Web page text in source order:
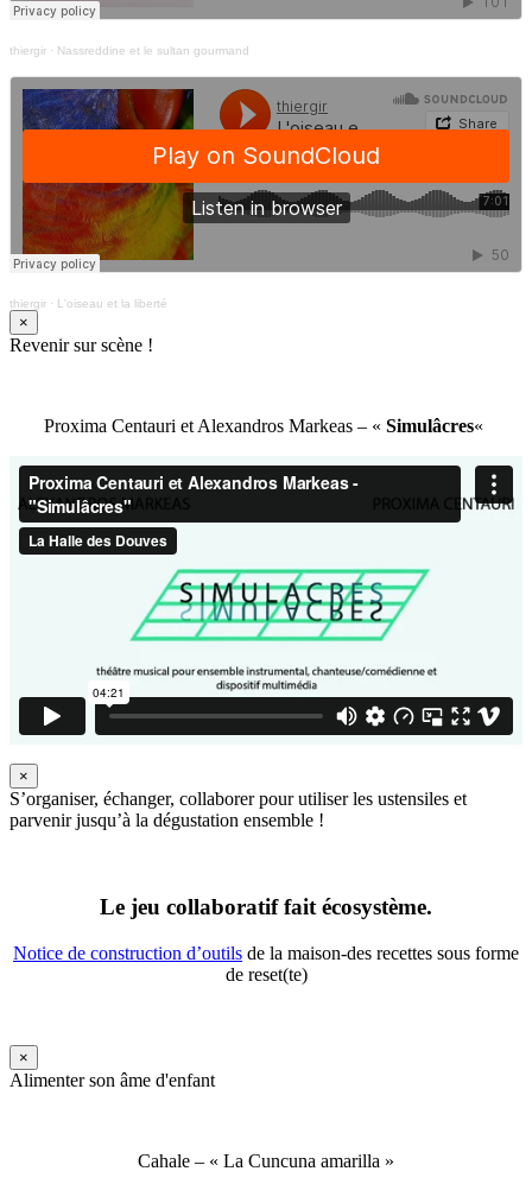
thiergir · Nassreddine et le sultan gourmand
thiergir · L'oiseau et la liberté
×
Revenir sur scène !
Proxima Centauri et Alexandros Markeas – « Simulâcres«
×
S’organiser, échanger, collaborer pour utiliser les ustensiles et
parvenir jusqu’à la dégustation ensemble !
Le jeu collaboratif fait écosystème.
Notice de construction d’outils de la maison-des recettes sous forme
de reset(te)
×
Alimenter son âme d'enfant
Cahale – « La Cuncuna amarilla »